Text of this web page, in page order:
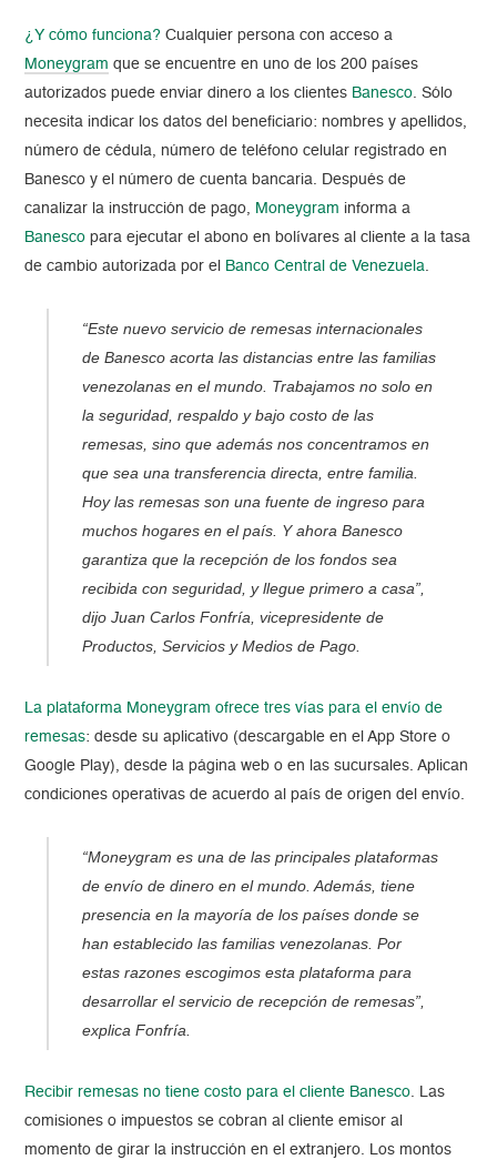
¿Y cómo funciona? Cualquier persona con acceso a
Moneygram que se encuentre en uno de los 200 países
autorizados puede enviar dinero a los clientes Banesco. Sólo
necesita indicar los datos del beneficiario: nombres y apellidos,
número de cédula, número de teléfono celular registrado en
Banesco y el número de cuenta bancaria. Después de
canalizar la instrucción de pago, Moneygram informa a
Banesco para ejecutar el abono en bolívares al cliente a la tasa
de cambio autorizada por el
Banco Central de Venezuela.
“Este nuevo servicio de remesas internacionales
de Banesco acorta las distancias entre las familias
venezolanas en el mundo. Trabajamos no solo en
la seguridad, respaldo y bajo costo de las
remesas, sino que además nos concentramos en
que sea una transferencia directa, entre familia.
Hoy las remesas son una fuente de ingreso para
muchos hogares en el país. Y ahora Banesco
garantiza que la recepción de los fondos sea
recibida con seguridad, y llegue primero a casa”,
dijo Juan Carlos Fonfría, vicepresidente de
Productos, Servicios y Medios de Pago.
La plataforma Moneygram ofrece tres vías para el envío de
remesas: desde su aplicativo (descargable en el App Store o
Google Play), desde la página web o en las sucursales. Aplican
condiciones operativas de acuerdo al país de origen del envío.
“Moneygram es una de las principales plataformas
de envío de dinero en el mundo. Además, tiene
presencia en la mayoría de los países donde se
han establecido las familias venezolanas. Por
estas razones escogimos esta plataforma para
desarrollar el servicio de recepción de remesas”,
explica Fonfría.
Recibir remesas no tiene costo para el cliente Banesco. Las
comisiones o impuestos se cobran al cliente emisor al
momento de girar la instrucción en el extranjero. Los montos